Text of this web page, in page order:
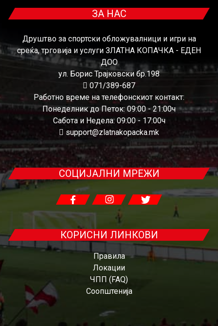
ЗА НАС
Друштво за спортски обложувалници и игри на
среќа, трговија и услуги ЗЛАТНА КОПАЧКА - ЕДЕН
ДОО
ул. Борис Трајковски бр.198
071/389-687
Работно време на телефонскиот контакт:
Понеделник до Петок: 09:00 - 21:00ч
Сабота и Недела: 09:00 - 17:00ч
support@zlatnakopacka.mk
СОЦИЈАЛНИ МРЕЖИ
КОРИСНИ ЛИНКОВИ
Правила
Локации
ЧПП (FAQ)
Соопштенија